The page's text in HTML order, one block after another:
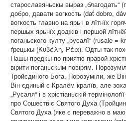
старославяньскы выраз „благодать“
добро, давати вогкость (dať dobro,
вогкость главно на ярь і в лїтнїх
першых ярьнїх доджів і першой
поганьского култу „русалї“ (rusale =
ґрецькы (Κυβέλη, Ρέα). Oдты так
Нашы предкы по приятю правой
вірити поганьскым повірям.
Тройєдиного Бога. Порозуміли, же
Він єдиный є Кралём кралїв, але
„Русаля“ і в хрістіаньскій
про Сошествіє Святого Духа
Святого Духа (яке є переважно в